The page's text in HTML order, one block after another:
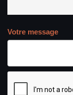
Votre message